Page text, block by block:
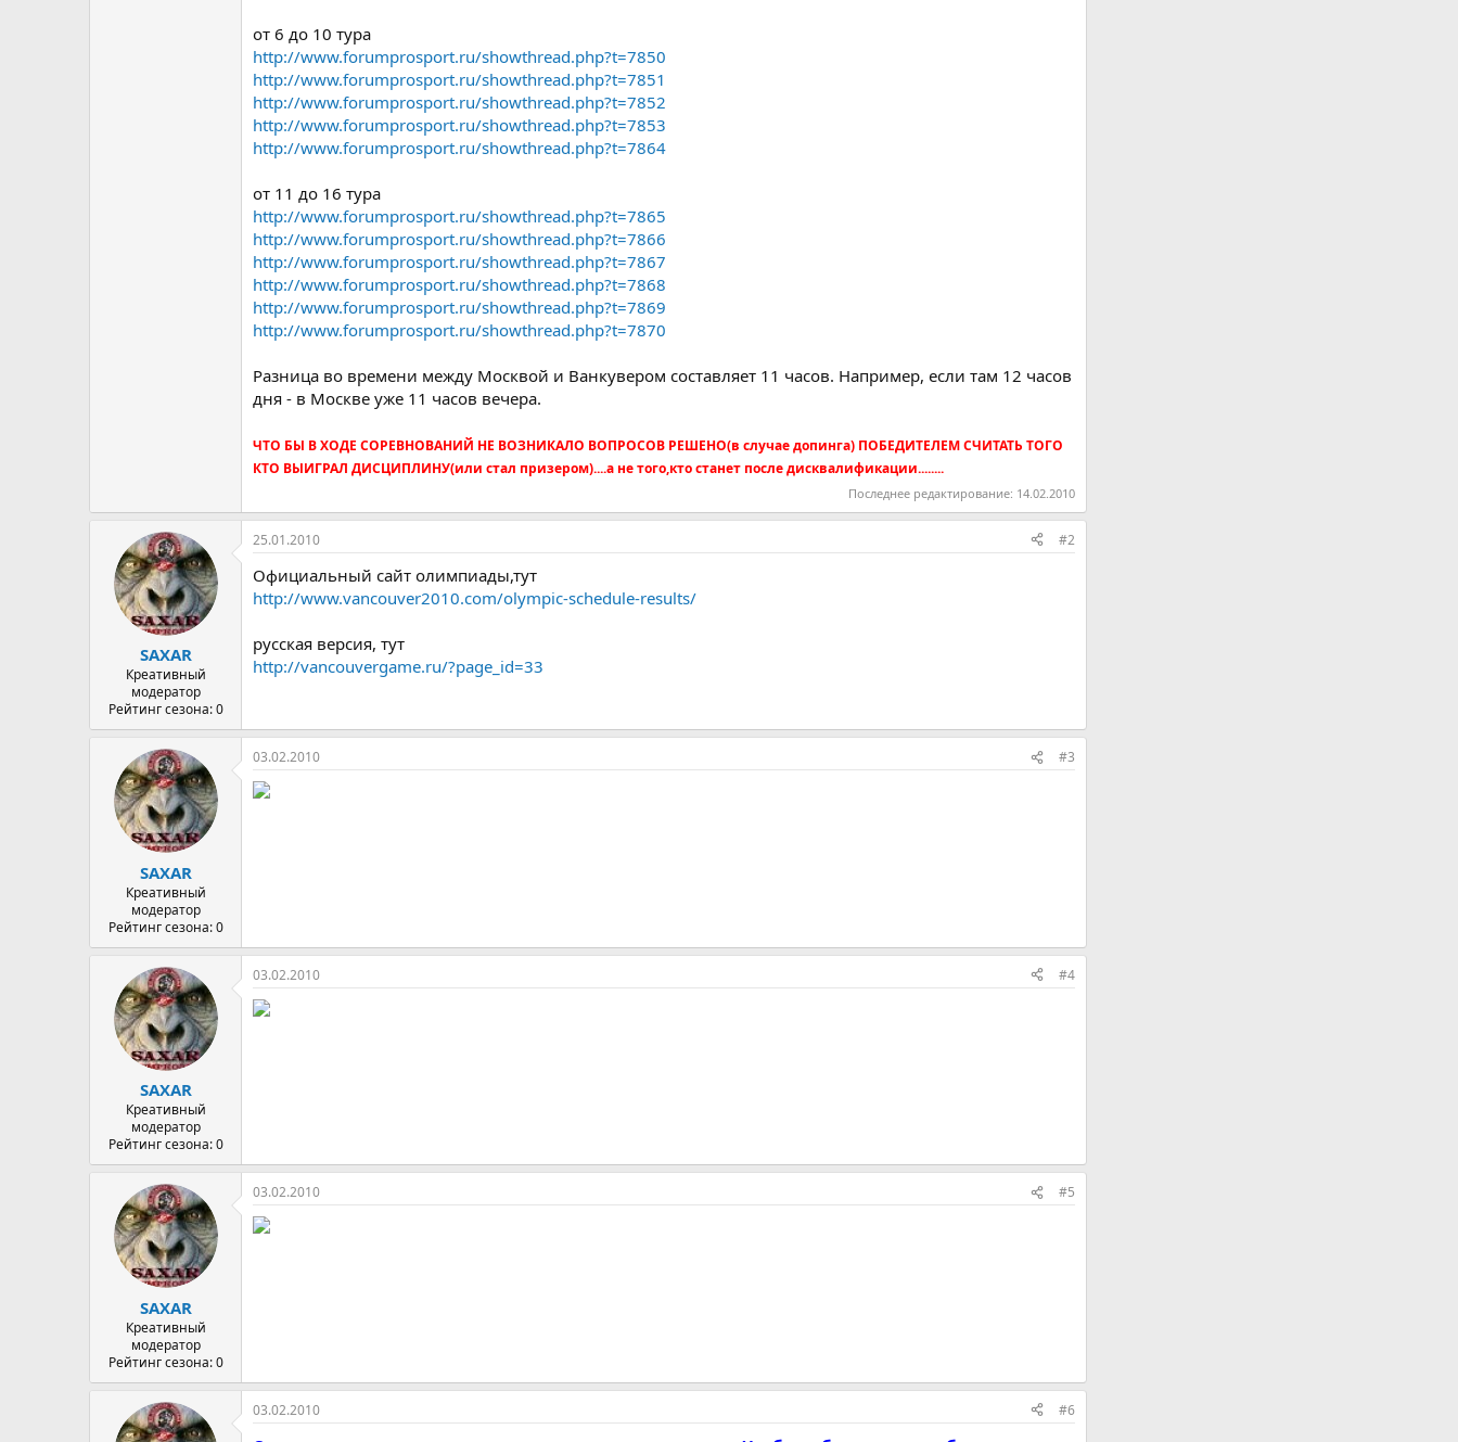
от 6 до 10 тура
http://www.forumprosport.ru/showthread.php?t=7850
http://www.forumprosport.ru/showthread.php?t=7851
http://www.forumprosport.ru/showthread.php?t=7852
http://www.forumprosport.ru/showthread.php?t=7853
http://www.forumprosport.ru/showthread.php?t=7864
от 11 до 16 тура
http://www.forumprosport.ru/showthread.php?t=7865
http://www.forumprosport.ru/showthread.php?t=7866
http://www.forumprosport.ru/showthread.php?t=7867
http://www.forumprosport.ru/showthread.php?t=7868
http://www.forumprosport.ru/showthread.php?t=7869
http://www.forumprosport.ru/showthread.php?t=7870
Разница во времени между Москвой и Ванкувером составляет 11 часов. Например, если там 12 часов
дня - в Москве уже 11 часов вечера.
ЧТО БЫ В ХОДЕ СОРЕВНОВАНИЙ НЕ ВОЗНИКАЛО ВОПРОСОВ РЕШЕНО(в случае допинга) ПОБЕДИТЕЛЕМ СЧИТАТЬ ТОГО
КТО ВЫИГРАЛ ДИСЦИПЛИНУ(или стал призером)....а не того,кто станет после дисквалификации........
Последнее редактирование: 14.02.2010
SAXAR
Креативный
модератор
Рейтинг сезона: 0
25.01.2010 #2
Официальный сайт олимпиады,тут
http://www.vancouver2010.com/olympic-schedule-results/
русская версия, тут
http://vancouvergame.ru/?page_id=33
SAXAR
Креативный
модератор
Рейтинг сезона: 0
03.02.2010 #3
SAXAR
Креативный
модератор
Рейтинг сезона: 0
03.02.2010 #4
SAXAR
Креативный
модератор
Рейтинг сезона: 0
03.02.2010 #5
03.02.2010 #6